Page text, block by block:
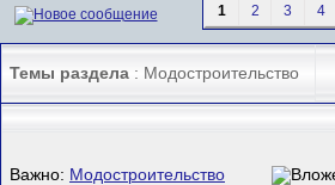
1 2 3 4
Темы раздела : Модостроительство
Важно: Модостроительство